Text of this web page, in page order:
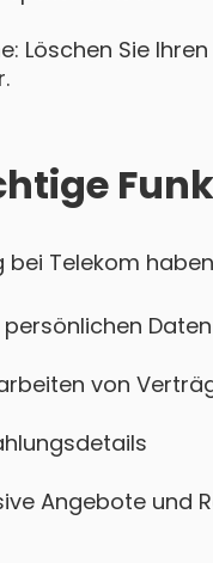
Löschen Sie
Telekom
Daten
von
Angebote und